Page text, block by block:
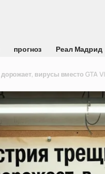
прогноз Реал Мадрид
вирусы вместо GTA VI